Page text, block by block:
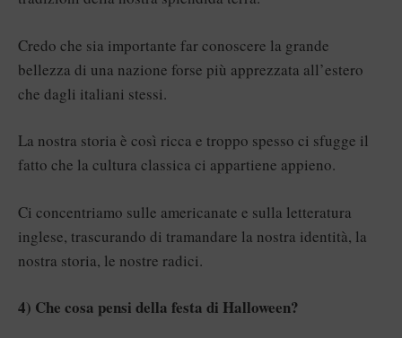
Credo che sia importante far conoscere la grande
bellezza di una nazione forse più apprezzata all’estero
che dagli italiani stessi.
La nostra storia è così ricca e troppo spesso ci sfugge il
fatto che la cultura classica ci appartiene appieno.
Ci concentriamo sulle americanate e sulla letteratura
inglese, trascurando di tramandare la nostra identità, la
nostra storia, le nostre radici.
4) Che cosa pensi della festa di Halloween?